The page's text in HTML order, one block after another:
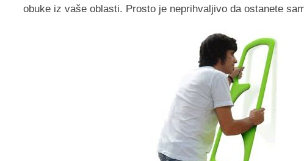
obuke iz vaše oblasti. Prosto je neprihvaljivo da ostanete